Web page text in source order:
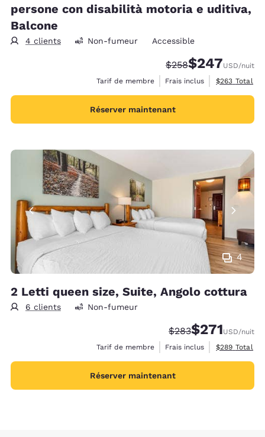
persone con disabilità motoria e uditiva,
Balcone
4 clients Non-fumeur Accessible
Tarif barré :
$258Tarif réduit :
$247USD/nuit
Tarif de membre
Frais inclus Afficher les
$263 Total
Réserver maintenant
4
2 Letti queen size, Suite, Angolo cottura
6 clients Non-fumeur
Tarif barré :
$283Tarif réduit :
$271USD/nuit
Tarif de membre
Frais inclus Afficher les
$289 Total
Réserver maintenant